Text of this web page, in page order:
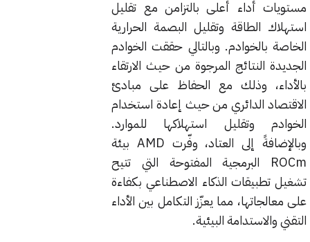
مستويات أداء أعلى بالتزامن مع تقليل
استهلاك الطاقة وتقليل البصمة الحرارية
الخاصة بالخوادم. وبالتالي حققت الخوادم
الجديدة النتائج المرجوة من حيث الارتقاء
بالأداء، وذلك مع الحفاظ على مبادئ
الاقتصاد الدائري من حيث إعادة استخدام
الخوادم وتقليل استهلاكها للموارد.
وبالإضافةً إلى العتاد، وفّرت AMD بيئة
ROCm البرمجية المفتوحة التي تتيح
تشغيل تطبيقات الذكاء الاصطناعي بكفاءة
على معالجاتها، مما يعزّز التكامل بين الأداء
التقني والاستدامة البيئية.